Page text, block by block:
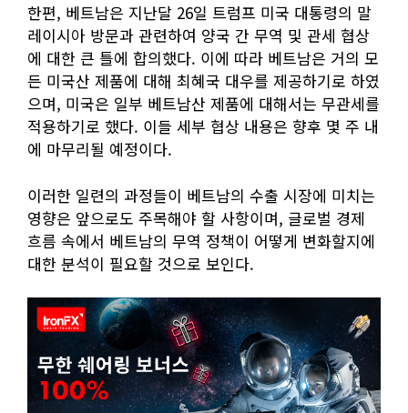
한편, 베트남은 지난달 26일 트럼프 미국 대통령의 말
레이시아 방문과 관련하여 양국 간 무역 및 관세 협상
에 대한 큰 틀에 합의했다. 이에 따라 베트남은 거의 모
든 미국산 제품에 대해 최혜국 대우를 제공하기로 하였
으며, 미국은 일부 베트남산 제품에 대해서는 무관세를
적용하기로 했다. 이들 세부 협상 내용은 향후 몇 주 내
에 마무리될 예정이다.
이러한 일련의 과정들이 베트남의 수출 시장에 미치는
영향은 앞으로도 주목해야 할 사항이며, 글로벌 경제
흐름 속에서 베트남의 무역 정책이 어떻게 변화할지에
대한 분석이 필요할 것으로 보인다.